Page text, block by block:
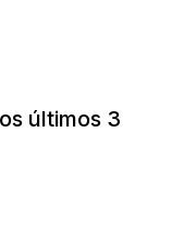
últimos 3